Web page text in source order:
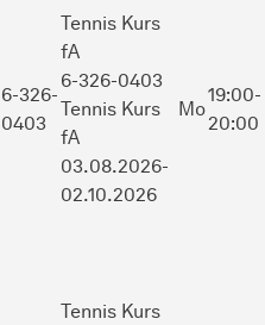
6-326-
0403
Tennis Kurs
fA
6-326-0403
Tennis Kurs
fA
03.08.2026-
02.10.2026
Mo
19:00-
20:00
Tennis Kurs